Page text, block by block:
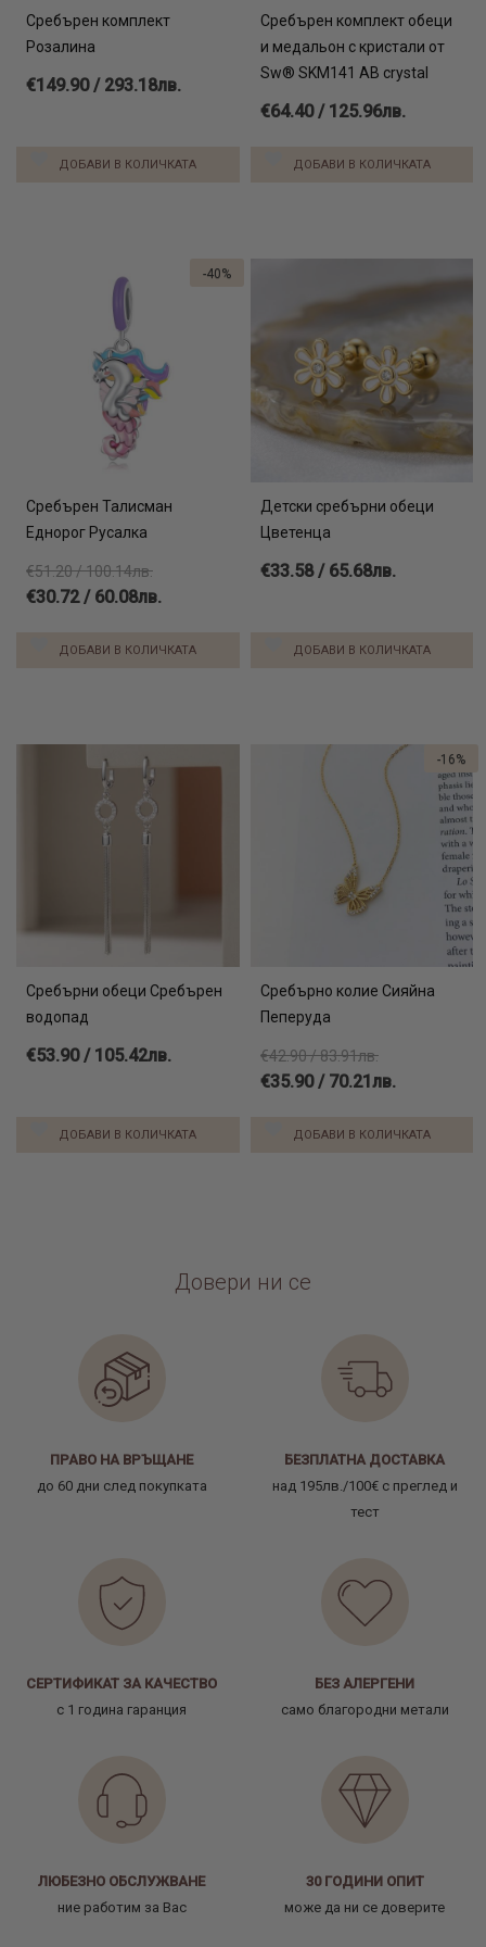
Сребърен комплект
Розалина
€149.90 / 293.18лв.
ДОБАВИ В КОЛИЧКАТА
Сребърен комплект обеци
и медальон с кристали от
Sw® SKM141 AB crystal
€64.40 / 125.96лв.
ДОБАВИ В КОЛИЧКАТА
Сребърен Талисман
Еднорог Русалка
€51.20 / 100.14лв.
€30.72 / 60.08лв.
ДОБАВИ В КОЛИЧКАТА
-40%
Детски сребърни обеци
Цветенца
€33.58 / 65.68лв.
ДОБАВИ В КОЛИЧКАТА
Сребърни обеци Сребърен
водопад
€53.90 / 105.42лв.
ДОБАВИ В КОЛИЧКАТА
Сребърно колие Сияйна
Пеперуда
€42.90 / 83.91лв.
€35.90 / 70.21лв.
ДОБАВИ В КОЛИЧКАТА
-16%
Довери ни се
ПРАВО НА ВРЪЩАНЕ
до 60 дни след покупката
БЕЗПЛАТНА ДОСТАВКА
над 195лв./100€ с преглед и
тест
СЕРТИФИКАТ ЗА КАЧЕСТВО
с 1 година гаранция
БЕЗ АЛЕРГЕНИ
само благородни метали
ЛЮБЕЗНО ОБСЛУЖВАНЕ
ние работим за Вас
30 ГОДИНИ ОПИТ
може да ни се доверите